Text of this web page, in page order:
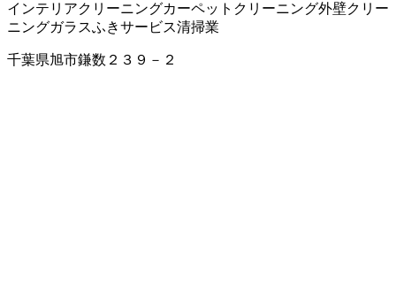
インテリアクリーニングカーペットクリーニング外壁クリー
ニングガラスふきサービス清掃業
千葉県旭市鎌数２３９－２